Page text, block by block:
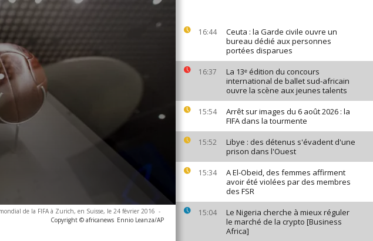
16:44
Ceuta : la Garde civile ouvre un
bureau dédié aux personnes
portées disparues
16:37
La 13ᵉ édition du concours
international de ballet sud-africain
ouvre la scène aux jeunes talents
15:54
Arrêt sur images du 6 août 2026 : la
FIFA dans la tourmente
15:52
Libye : des détenus s'évadent d'une
prison dans l'Ouest
15:34
A El-Obeid, des femmes affirment
avoir été violées par des membres
des FSR
15:04
Le Nigeria cherche à mieux réguler
le marché de la crypto [Business
Africa]
de la FIFA à Zurich, en Suisse, le 24 février 2016 -
Copyright © africanews Ennio Leanza/AP